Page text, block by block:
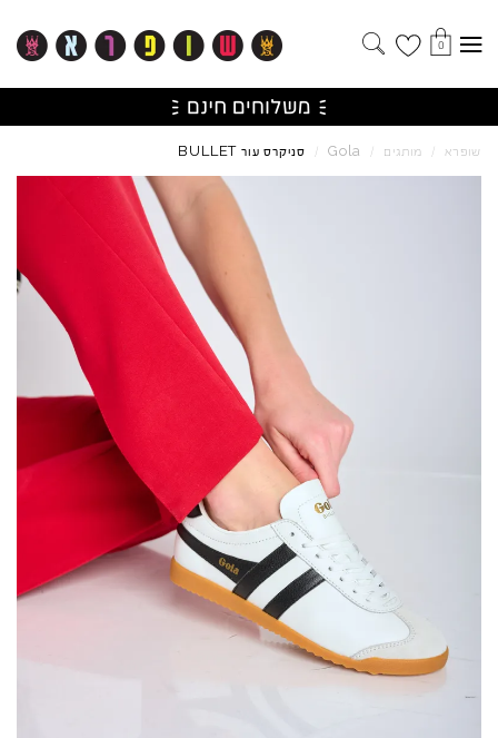
0
שופרא / מותגים /
Gola
/ סניקרס עור BULLET